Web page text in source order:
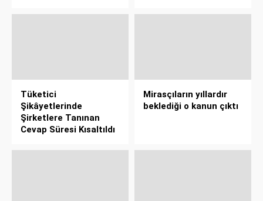
Tüketici
Şikâyetlerinde
Şirketlere Tanınan
Cevap Süresi Kısaltıldı
Mirasçıların yıllardır
beklediği o kanun çıktı